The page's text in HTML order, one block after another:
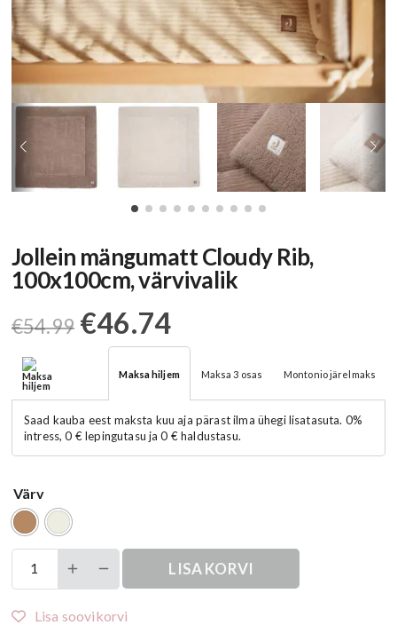
Jollein mängumatt Cloudy Rib,
100x100cm, värvivalik
€54.99 Algne
hind
oli:
€54.99.
€46.74Praegune
hind
on:
€46.74.
Maksahiljem Maksa3 osas Montoniojärelmaks
Saad kauba eest maksta kuu aja pärast ilma ühegi lisatasuta. 0%
intress, 0 € lepingutasu ja 0 € haldustasu.
Värv
mängumatt
Rib,
LISA KORVI
Lisa soovikorvi